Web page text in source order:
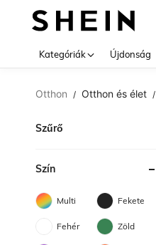
Kategóriák Újdonság
Otthon / Otthon és élet /
Szűrő
Szín
Multi Fekete
Fehér Zöld